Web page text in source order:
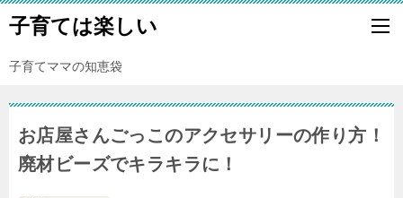
子育ては楽しい
子育てママの知恵袋
お店屋さんごっこのアクセサリーの作り方！
廃材ビーズでキラキラに！